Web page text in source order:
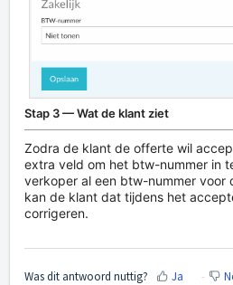
Stap 3 — Wat de klant ziet
Zodra de klant de offerte wil
extra veld om het btw-nummer in
verkoper al een btw-nummer voor
kan de klant dat tijdens het
corrigeren.
Was dit antwoord nuttig? Ja